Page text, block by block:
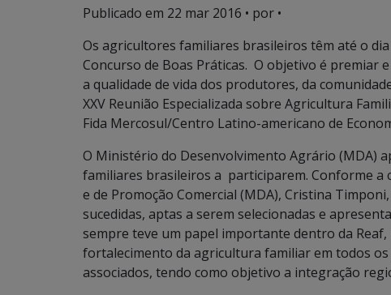
Publicado em 22 mar 2016 • por •
Os agricultores familiares brasileiros têm até o
Concurso de Boas Práticas. O objetivo é premiar
a qualidade de vida dos produtores, da
XXV Reunião Especializada sobre Agricultura
Fida Mercosul/Centro Latino-americano de
O Ministério do Desenvolvimento Agrário (MDA)
familiares brasileiros a participarem. Conforme a
e de Promoção Comercial (MDA), Cristina
sucedidas, aptas a serem selecionadas e
sempre teve um papel importante dentro da
fortalecimento da agricultura familiar em todos
associados, tendo como objetivo a integração